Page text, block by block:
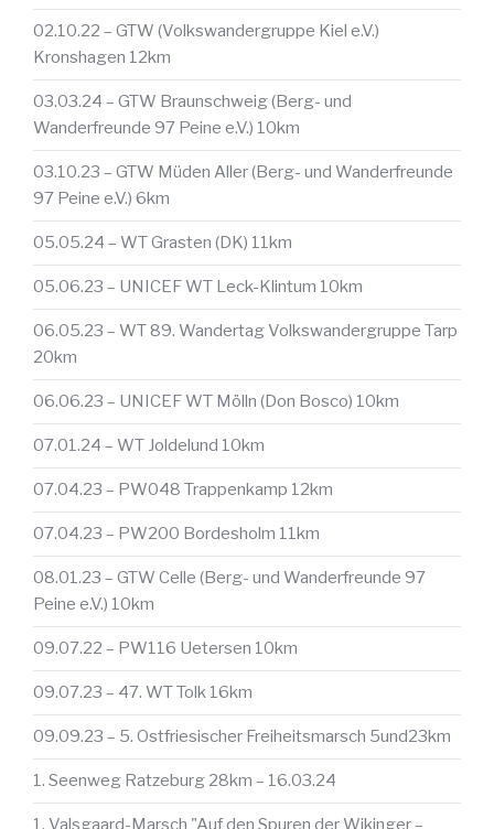
02.10.22 – GTW (Volkswandergruppe Kiel e.V.)
Kronshagen 12km
03.03.24 – GTW Braunschweig (Berg- und
Wanderfreunde 97 Peine e.V.) 10km
03.10.23 – GTW Müden Aller (Berg- und Wanderfreunde
97 Peine e.V.) 6km
05.05.24 – WT Grasten (DK) 11km
05.06.23 – UNICEF WT Leck-Klintum 10km
06.05.23 – WT 89. Wandertag Volkswandergruppe Tarp
20km
06.06.23 – UNICEF WT Mölln (Don Bosco) 10km
07.01.24 – WT Joldelund 10km
07.04.23 – PW048 Trappenkamp 12km
07.04.23 – PW200 Bordesholm 11km
08.01.23 – GTW Celle (Berg- und Wanderfreunde 97
Peine e.V.) 10km
09.07.22 – PW116 Uetersen 10km
09.07.23 – 47. WT Tolk 16km
09.09.23 – 5. Ostfriesischer Freiheitsmarsch 5und23km
1. Seenweg Ratzeburg 28km – 16.03.24
1. Valsgaard-Marsch "Auf den Spuren der Wikinger –